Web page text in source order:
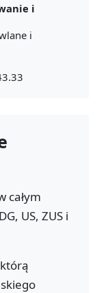
i
i
całym
US, ZUS i